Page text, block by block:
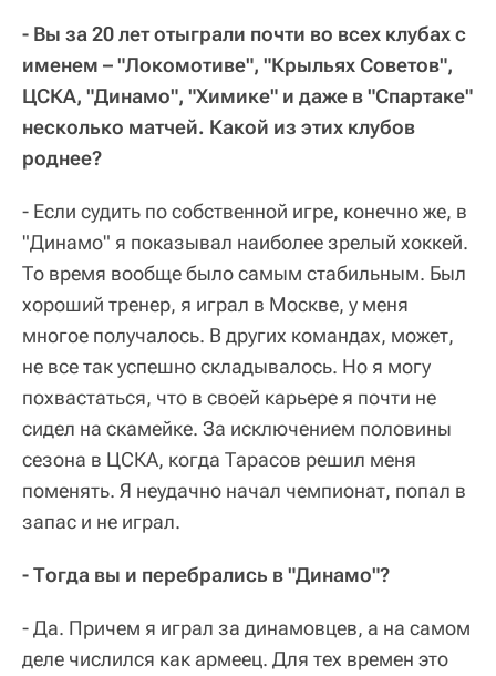
- Вы за 20 лет отыграли почти во всех клубах с
именем – "Локомотиве", "Крыльях Советов",
ЦСКА, "Динамо", "Химике" и даже в "Спартаке"
несколько матчей. Какой из этих клубов
роднее?
- Если судить по собственной игре, конечно же, в
"Динамо" я показывал наиболее зрелый хоккей.
То время вообще было самым стабильным. Был
хороший тренер, я играл в Москве, у меня
многое получалось. В других командах, может,
не все так успешно складывалось. Но я могу
похвастаться, что в своей карьере я почти не
сидел на скамейке. За исключением половины
сезона в ЦСКА, когда Тарасов решил меня
поменять. Я неудачно начал чемпионат, попал в
запас и не играл.
- Тогда вы и перебрались в "Динамо"?
- Да. Причем я играл за динамовцев, а на самом
деле числился как армеец. Для тех времен это